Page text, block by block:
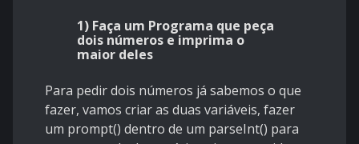
1) Faça um Programa que peça
dois números e imprima o
maior deles
Para pedir dois números já sabemos o que
fazer, vamos criar as duas variáveis, fazer
um prompt() dentro de um parseInt() para